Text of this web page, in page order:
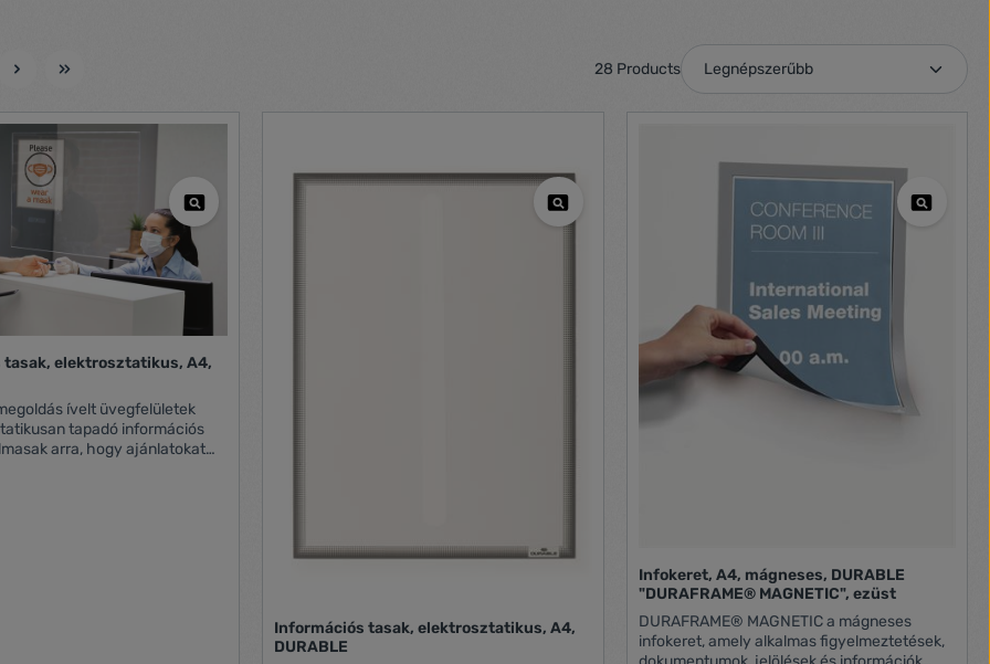
28 Products
tasak, elektrosztatikus, A4,
ívelt üvegfelületek
tapadó információs
arra, hogy ajánlatokat
Információs tasak, elektrosztatikus, A4,
DURABLE
Infokeret, A4, mágneses, DURABLE
"DURAFRAME® MAGNETIC", ezüst
DURAFRAME® MAGNETIC a mágneses
infokeret, amely alkalmas figyelmeztetések,